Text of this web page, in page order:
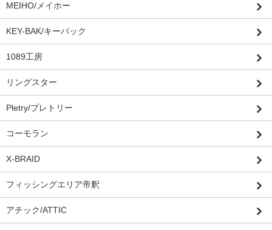
MEIHO/メイホー
KEY-BAK/キーバック
1089工房
リングスター
Pletry/プレトリー
コーモラン
X-BRAID
フィッシングエリア帝釈
アチック/ATTIC